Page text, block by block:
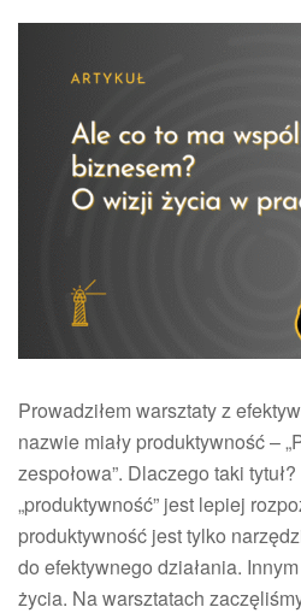
Prowadziłem warsztaty z
nazwie miały produktywność –
zespołowa”. Dlaczego taki
„produktywność” jest lepiej
produktywność jest tylko
do efektywnego działania.
życia. Na warsztatach